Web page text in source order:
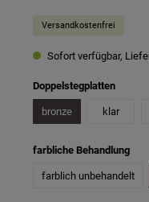
Versandkostenfrei
Sofort verfügbar,
Doppelstegplatten
bronze klar
farbliche Behandlung
farblich unbehandelt